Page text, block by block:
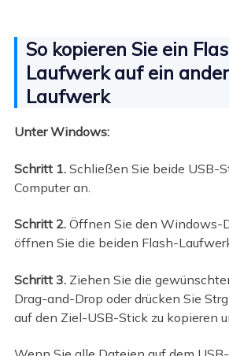
So kopieren Sie ein
Laufwerk auf ein
Laufwerk
Unter Windows:
Schritt 1.Schließen Sie beide USB-
Computer an.
Schritt 2.Öffnen Sie den Windows-
öffnen Sie die beiden Flash-
Schritt 3.Ziehen Sie die
Drag-and-Drop oder drücken Sie
auf den Ziel-USB-Stick zu kopieren